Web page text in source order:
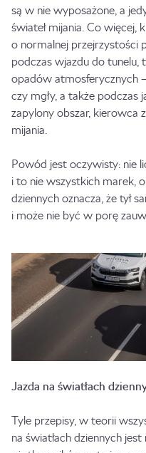
są w nie wyposażone, a
świateł mijania. Co więcej,
o normalnej przejrzystości
podczas wjazdu do tunelu,
opadów atmosferycznych
czy mgły, a także podczas
zapylony obszar, kierowca
mijania.
Powód jest oczywisty: nie
i to nie wszystkich marek,
dziennych oznacza, że tył
i może nie być w porę
Jazda na światłach
Tyle przepisy, w teorii
na światłach dziennych